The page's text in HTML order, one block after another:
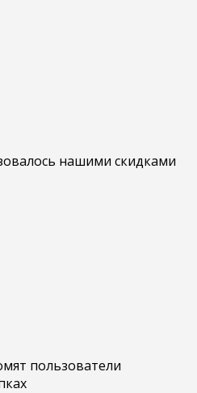
нашими скидками
пользователи